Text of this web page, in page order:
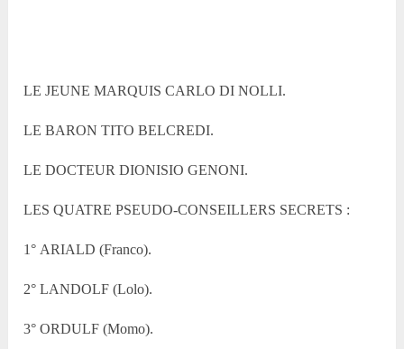
LE JEUNE MARQUIS CARLO DI NOLLI.
LE BARON TITO BELCREDI.
LE DOCTEUR DIONISIO GENONI.
LES QUATRE PSEUDO-CONSEILLERS SECRETS :
1° ARIALD (Franco).
2° LANDOLF (Lolo).
3° ORDULF (Momo).